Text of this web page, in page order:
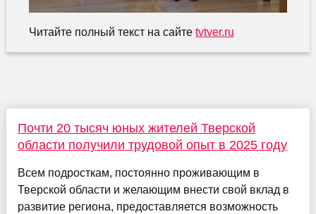
Читайте полный текст на сайте tvtver.ru
Почти 20 тысяч юных жителей Тверской
области получили трудовой опыт в 2025 году
Всем подросткам, постоянно проживающим в
Тверской области и желающим внести свой вклад в
развитие региона, предоставляется возможность